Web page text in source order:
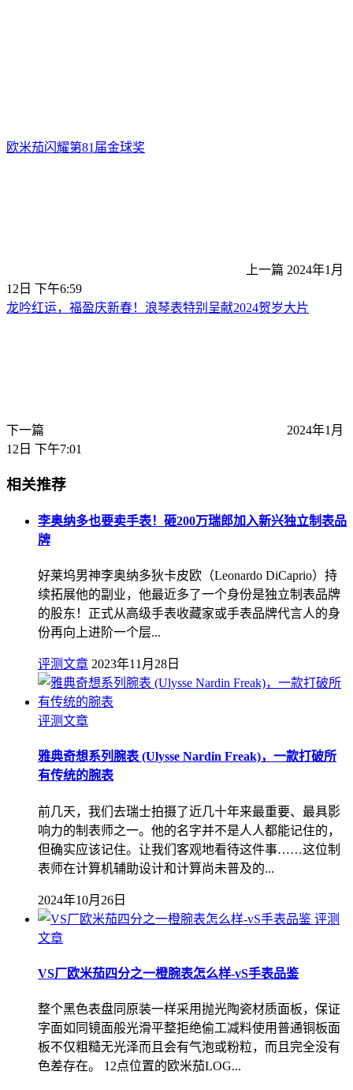
欧米茄闪耀第81届金球奖
上一篇 2024年1月
12日 下午6:59
龙吟红运，福盈庆新春！浪琴表特别呈献2024贺岁大片
下一篇
2024年1月
12日 下午7:01
相关推荐
李奥纳多也要卖手表！砸200万瑞郎加入新兴独立制表品
牌
好莱坞男神李奥纳多狄卡皮欧（Leonardo DiCaprio）持
续拓展他的副业，他最近多了一个身份是独立制表品牌
的股东！正式从高级手表收藏家或手表品牌代言人的身
份再向上进阶一个层...
评测文章 2023年11月28日
评测文章
雅典奇想系列腕表 (Ulysse Nardin Freak)，一款打破所
有传统的腕表
前几天，我们去瑞士拍摄了近几十年来最重要、最具影
响力的制表师之一。他的名字并不是人人都能记住的，
但确实应该记住。让我们客观地看待这件事……这位制
表师在计算机辅助设计和计算尚未普及的...
2024年10月26日
评测
文章
VS厂欧米茄四分之一橙腕表怎么样-vS手表品鉴
整个黑色表盘同原装一样采用抛光陶瓷材质面板，保证
字面如同镜面般光滑平整拒绝偷工减料使用普通铜板面
板不仅粗糙无光泽而且会有气泡或粉粒，而且完全没有
色差存在。 12点位置的欧米茄LOG...